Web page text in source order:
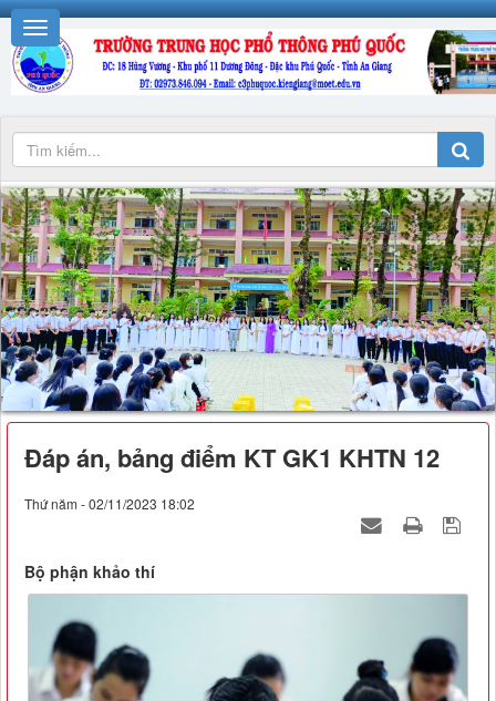
Đáp án, bảng điểm KT GK1 KHTN 12
Thứ năm - 02/11/2023 18:02
Bộ phận khảo thí